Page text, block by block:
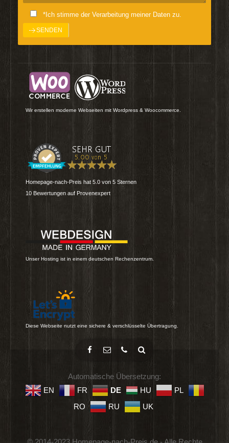
*Ich stimme der Verarbeitung meiner Daten zu.
Wir erstellen moderne Webseiten mit Wordpress & Woocommerce.
Homepage-nach-Preis hat 5.0 von 5 Sternen
10 Bewertungen auf Provenexpert
Unser Hosting ist in einem deutschen Rechenzentrum.
Diese Webseite nutzt eine sichere & verschlüsselte Übertragung.
Automatische Übersetzung:
EN
FR DE HU
PL
RO
RU UK